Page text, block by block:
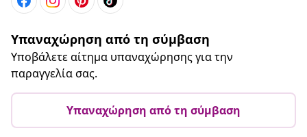
Υπαναχώρηση από τη σύμβαση
Υποβάλετε αίτημα υπαναχώρησης για την
παραγγελία σας.
Υπαναχώρηση από τη σύμβαση